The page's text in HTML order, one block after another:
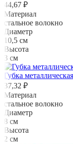
44,67 ₽
Материал
стальное волокно
Диаметр
10,5 см
Высота
3 см
Губка
37,32 ₽
Материал
стальное волокно
Диаметр
8 см
Высота
2 см